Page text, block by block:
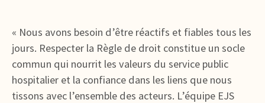
« Nous avons besoin d’être réactifs et fiables tous les
jours. Respecter la Règle de droit constitue un socle
commun qui nourrit les valeurs du service public
hospitalier et la confiance dans les liens que nous
tissons avec l’ensemble des acteurs. L’équipe EJS